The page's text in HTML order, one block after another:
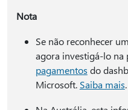
Nota
Se não reconhecer
agora investigá-lo na
pagamentos do
Microsoft. Saiba mais.